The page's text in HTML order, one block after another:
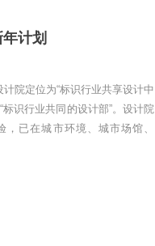
计划
院定位为“标识行业共享设计中
标识行业共同的设计部”。设计院
已在城市环境、城市场馆、